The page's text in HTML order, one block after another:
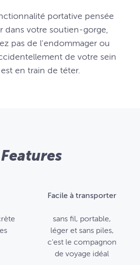
portative pensée
dans votre soutien-gorge,
pas de l'endommager ou
de votre sein
en train de téter.
Features
Facile à transporter
sans fil, portable,
léger et sans piles,
c'est le compagnon
de voyage idéal